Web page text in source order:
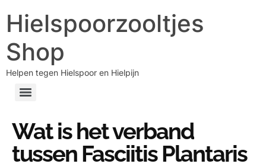
Hielspoorzooltjes
Shop
Helpen tegen Hielspoor en Hielpijn
Wat is het verband
tussen Fasciitis Plantaris